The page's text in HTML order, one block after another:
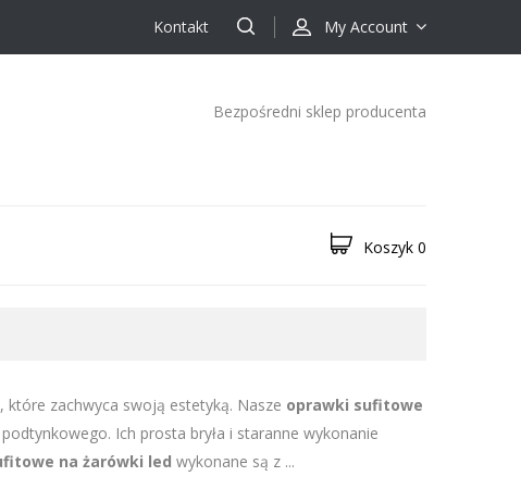
My Account
Kontakt
Bezpośredni sklep producenta
Koszyk 0
zachwyca swoją estetyką. Nasze oprawki sufitowe
Ich prosta bryła i staranne wykonanie
na żarówki led wykonane są z ...